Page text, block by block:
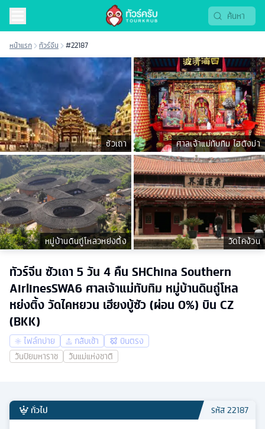
หน้าแรก ทัวร์จีน #22187
ซัวเถา ศาลเจ้าแม่ทับทิม ไฮตังม่า
หมู่บ้านดินถู่โหลวหย่งติ้ง วัดไคง้วน
ทัวร์จีน ซัวเถา 5 วัน 4 คืน SHChina Southern
AirlinesSWA6 ศาลเจ้าแม่ทับทิม หมู่บ้านดินถู่โหล
หย่งติ้ง วัดไคหยวน เฮียงบู้ซัว (ผ่อน 0%) บิน CZ
(BKK)
ไฟล์ทบ่าย กลับเช้า
บินตรง
วันปิยมหาราช
วันแม่แห่งชาติ
ทั่วไป รหัส22187